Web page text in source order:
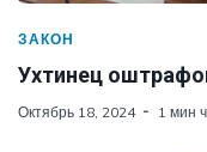
ЗАКОН
Ухтинец
Октябрь 18, 2024 1 мин